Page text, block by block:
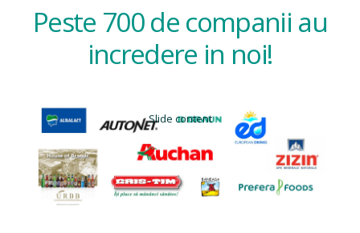
Peste 700 de companii au
incredere in noi!
Slide content